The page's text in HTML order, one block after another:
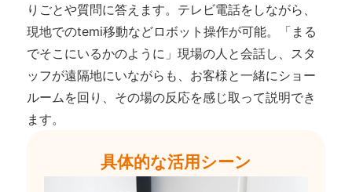
りごとや質問に答えます。テレビ電話をしながら、
現地でのtemi移動などロボット操作が可能。「まる
でそこにいるかのように」現場の人と会話し、スタ
ッフが遠隔地にいながらも、お客様と一緒にショー
ルームを回り、その場の反応を感じ取って説明でき
ます。
具体的な活用シーン